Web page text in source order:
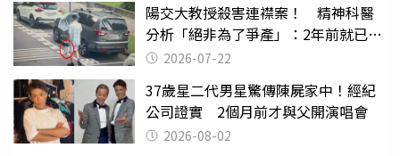
陽交大教授殺害連襟案！ 精神科醫
分析「絕非為了爭產」：2年前就已言
行詭異
2026-07-22
37歲星二代男星驚傳陳屍家中！經紀
公司證實 2個月前才與父開演唱會
2026-08-02